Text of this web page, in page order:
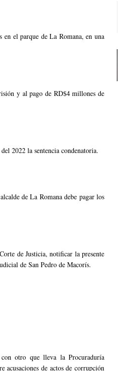
en el parque de La Romana, en una
y al pago de RD$4 millones de
2022 la sentencia condenatoria.
de La Romana debe pagar los
de Justicia, notificar la presente
de San Pedro de Macorís.
otro que lleva la Procuraduría
acusaciones de actos de corrupción